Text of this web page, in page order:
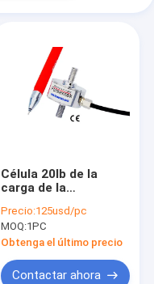
Célula 20lb de la
carga de la
compresión de la
tensión del
transductor 100N de
la fuerza de la
tensión
Precio:125usd/pc
MOQ:1PC
Obtenga el último precio
Contactar ahora